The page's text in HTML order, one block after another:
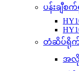
ပန်းချီစ
တံဆိပ်ရို
အလို